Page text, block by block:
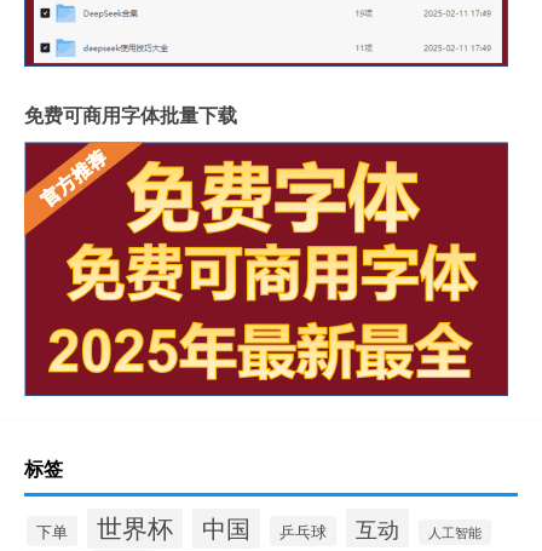
免费可商用字体批量下载
标签
下单 世界杯 中国 乒乓球 互动 人工智能